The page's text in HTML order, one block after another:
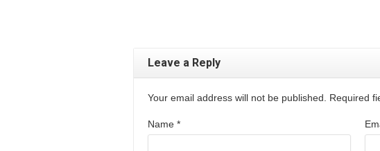
Leave a Reply
Your email address will not be published. Required
Name *